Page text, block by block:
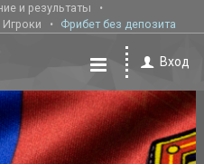
и результаты
Игроки Фрибет без депозита
Вход